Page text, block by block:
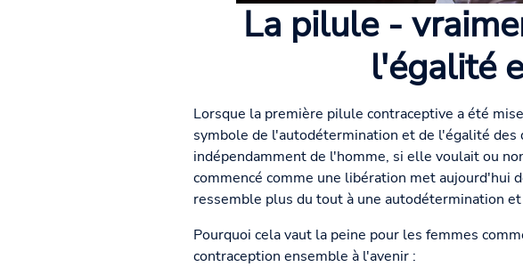
La pilule -
l'égalité
Lorsque la première pilule contraceptive a été
symbole de l'autodétermination et de l'égalité
indépendamment de l'homme, si elle voulait ou
commencé comme une libération met aujourd'hui
ressemble plus du tout à une autodétermination
Pourquoi cela vaut la peine pour les femmes
contraception ensemble à l'avenir :